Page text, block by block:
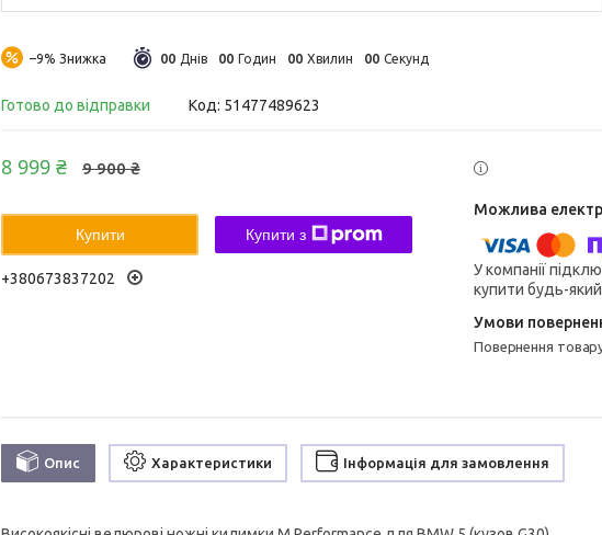
–9% 00 Днів 00 Годин 00 Хвилин 00 Секунд
Готово до відправки Код: 51477489623
9 900 ₴
8 999 ₴
Купити Купити з
+380673837202
У компанії
купити будь-
повернення
Опис Характеристики Інформація для замовлення